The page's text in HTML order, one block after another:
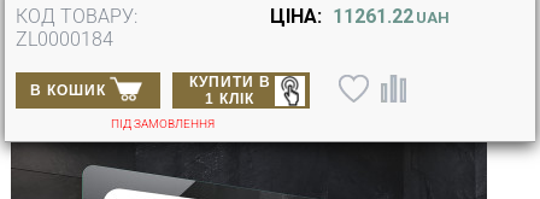
КОД ТОВАРУ:
ZL0000184
ЦІНА: 11261.22 UAH
В КОШИК
КУПИТИ В
1 КЛІК
ПІД ЗАМОВЛЕННЯ